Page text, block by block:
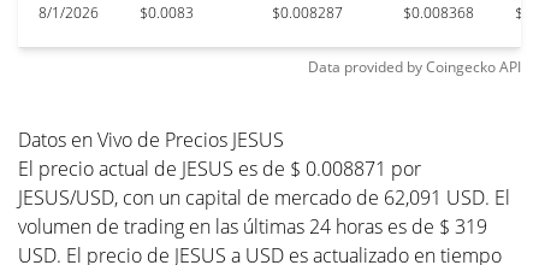
8/1/2026 $0.0083 $0.008287 $0.008368
Data provided byCoingeckoAPI
Datos en Vivo de Precios JESUS
El precio actual de JESUS es de $ 0.008871 por
JESUS/USD, con un capital de mercado de 62,091 USD. El
volumen de trading en las últimas 24 horas es de $ 319
USD. El precio de JESUS a USD es actualizado en tiempo